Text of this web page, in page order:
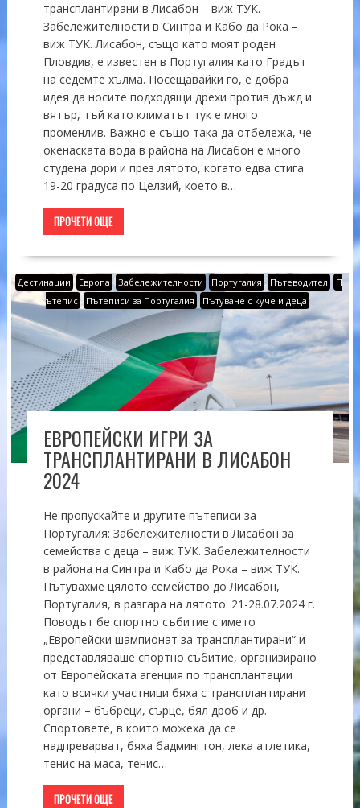
трансплантирани в Лисабон – виж ТУК.
Забележителности в Синтра и Кабо да Рока –
виж ТУК. Лисабон, също като моят роден
Пловдив, е известен в Португалия като Градът
на седемте хълма. Посещавайки го, е добра
идея да носите подходящи дрехи против дъжд и
вятър, тъй като климатът тук е много
променлив. Важно е също така да отбележа, че
окенаската вода в района на Лисабон е много
студена дори и през лятото, когато едва стига
19-20 градуса по Целзий, което в…
ПРОЧЕТИ ОЩЕ
Дестинации Европа Забележителности Португалия Пътеводител
П
ътепис
Пътеписи за Португалия Пътуване с куче и деца
ЕВРОПЕЙСКИ ИГРИ ЗА
ТРАНСПЛАНТИРАНИ В ЛИСАБОН
2024
Не пропускайте и другите пътеписи за
Португалия: Забележителности в Лисабон за
семейства с деца – виж ТУК. Забележителности
в района на Синтра и Кабо да Рока – виж ТУК.
Пътувахме цялото семейство до Лисабон,
Португалия, в разгара на лятото: 21-28.07.2024 г.
Поводът бе спортно събитие с името
„Европейски шампионат за трансплантирани“ и
представляваше спортно събитие, организирано
от Европейската агенция по трансплантации
като всички участници бяха с трансплантирани
органи – бъбреци, сърце, бял дроб и др.
Спортовете, в които можеха да се
надпреварват, бяха бадмингтон, лека атлетика,
тенис на маса, тенис…
ПРОЧЕТИ ОЩЕ